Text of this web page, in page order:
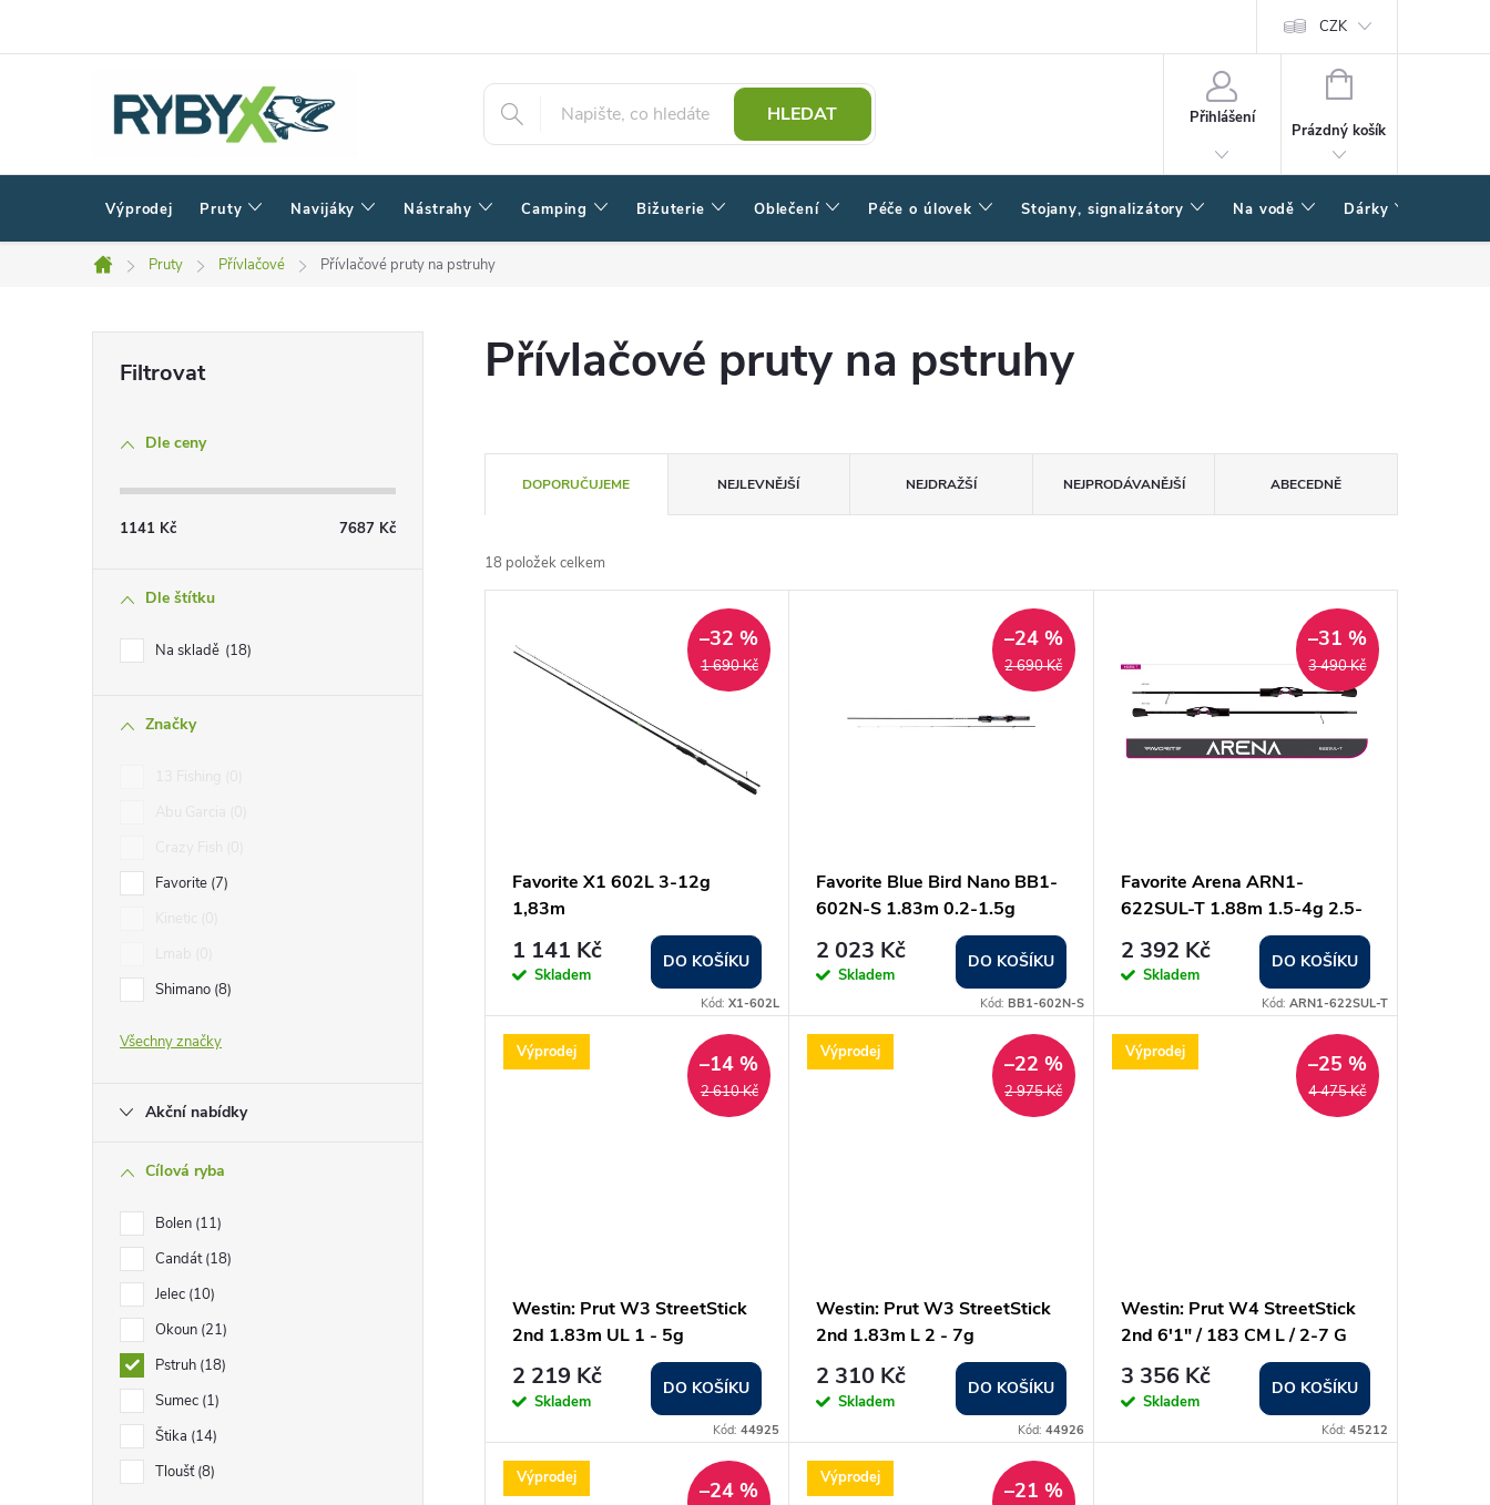
CZK
HLEDAT Přihlášení
NÁKUPNÍ
Prázdný košík
Výprodej Pruty Navijáky Nástrahy Camping Bižuterie Oblečení Péče o úlovek Stojany, signalizátory Na vodě Dárky
Domů
Pruty Přívlačové Přívlačové pruty na pstruhy
Dle ceny
1141 Kč 7687 Kč
Dle štítku
Na skladě 18
Značky
Favorite 7
Shimano 8
Všechny značky
Akční nabídky
Cílová ryba
Bolen 11
Candát 18
Jelec 10
Okoun 21
Pstruh 18
Sumec 1
Štika 14
Tloušť 8
Přívlačové pruty na pstruhy
a
z
u
k
DOPORUČUJEME NEJLEVNĚJŠÍ NEJDRAŽŠÍ NEJPRODÁVANĚJŠÍ ABECEDNĚ
18 položek celkem
o
d
1 690 Kč
–32 %
Favorite X1 602L 3-12g
1,83m
1 141 Kč
Skladem
DO KOŠÍKU
Kód:X1-602L
2 690 Kč
–24 %
Favorite Blue Bird Nano BB1-
602N-S 1.83m 0.2-1.5g
2 023 Kč
Skladem
DO KOŠÍKU
Kód: BB1-602N-S
3 490 Kč
–31 %
Favorite Arena ARN1-
622SUL-T 1.88m 1.5-4g 2.5-
5lb M.Fast
2 392 Kč
Skladem
DO KOŠÍKU
Kód: ARN1-622SUL-T
Výprodej
2 610 Kč
–14 %
Westin: Prut W3 StreetStick
2nd 1.83m UL 1 - 5g
2 219 Kč
Skladem
DO KOŠÍKU
Kód:44925
Výprodej
2 975 Kč
–22 %
Westin: Prut W3 StreetStick
2nd 1.83m L 2 - 7g
2 310 Kč
Skladem
DO KOŠÍKU
Kód: 44926
Výprodej
4 475 Kč
–25 %
Westin: Prut W4 StreetStick
2nd 6'1" / 183 CM L / 2-7 G
3 356 Kč
Skladem
DO KOŠÍKU
Kód: 45212
Výprodej –24 % Výprodej –21 %